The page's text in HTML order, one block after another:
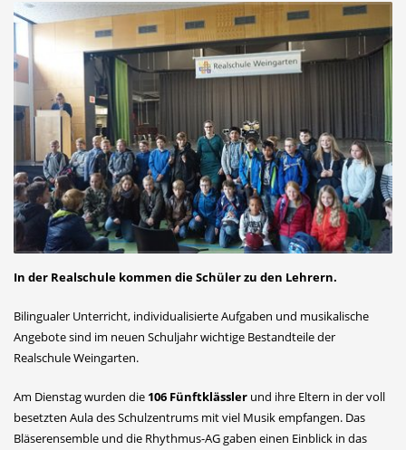
In der Realschule kommen die Schüler zu den Lehrern.
Bilingualer Unterricht, individualisierte Aufgaben und musikalische
Angebote sind im neuen Schuljahr wichtige Bestandteile der
Realschule Weingarten.
Am Dienstag wurden die 106 Fünftklässler und ihre Eltern in der voll
besetzten Aula des Schulzentrums mit viel Musik empfangen. Das
Bläserensemble und die Rhythmus-AG gaben einen Einblick in das